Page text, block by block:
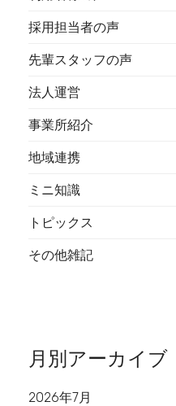
採用担当者の声
先輩スタッフの声
法人運営
事業所紹介
地域連携
ミニ知識
トピックス
その他雑記
月別アーカイブ
2026年7月